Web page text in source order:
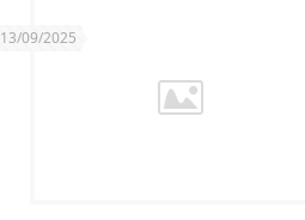
13/09/2025